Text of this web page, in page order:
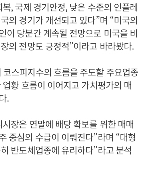
, 국제 경기안정, 낮은 수준의 인플레
의 경기가 개선되고 있다”며 “미국의
이 당분간 계속될 전망으로 미국을 비
의 전망도 긍정적”이라고 바라봤다.
스피지수의 흐름을 주도할 주요업종
황 흐름이 이어지고 가치평가의 매
.
장은 연말에 배당 확보를 위한 매매
중심의 수급이 이뤄진다”라며 “대형
반도체업종에 유리하다”라고 분석